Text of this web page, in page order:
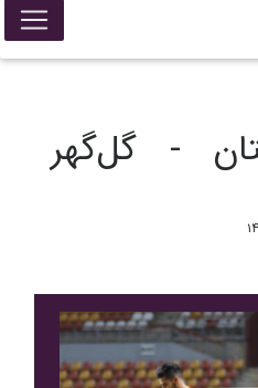
False{ return; }
- گل‌گهر